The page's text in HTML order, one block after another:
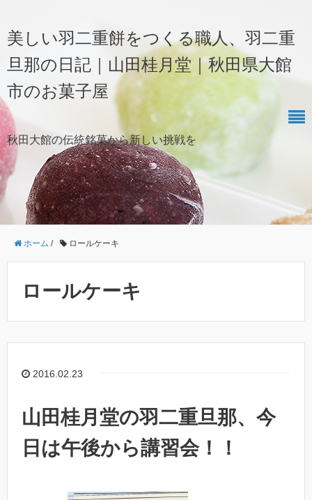
美しい羽二重餅をつくる職人、羽二重
旦那の日記｜山田桂月堂｜秋田県大館
市のお菓子屋
秋田大館の伝統銘菓から新しい挑戦を
ホーム / ロールケーキ
ロールケーキ
2016.02.23
山田桂月堂の羽二重旦那、今
日は午後から講習会！！